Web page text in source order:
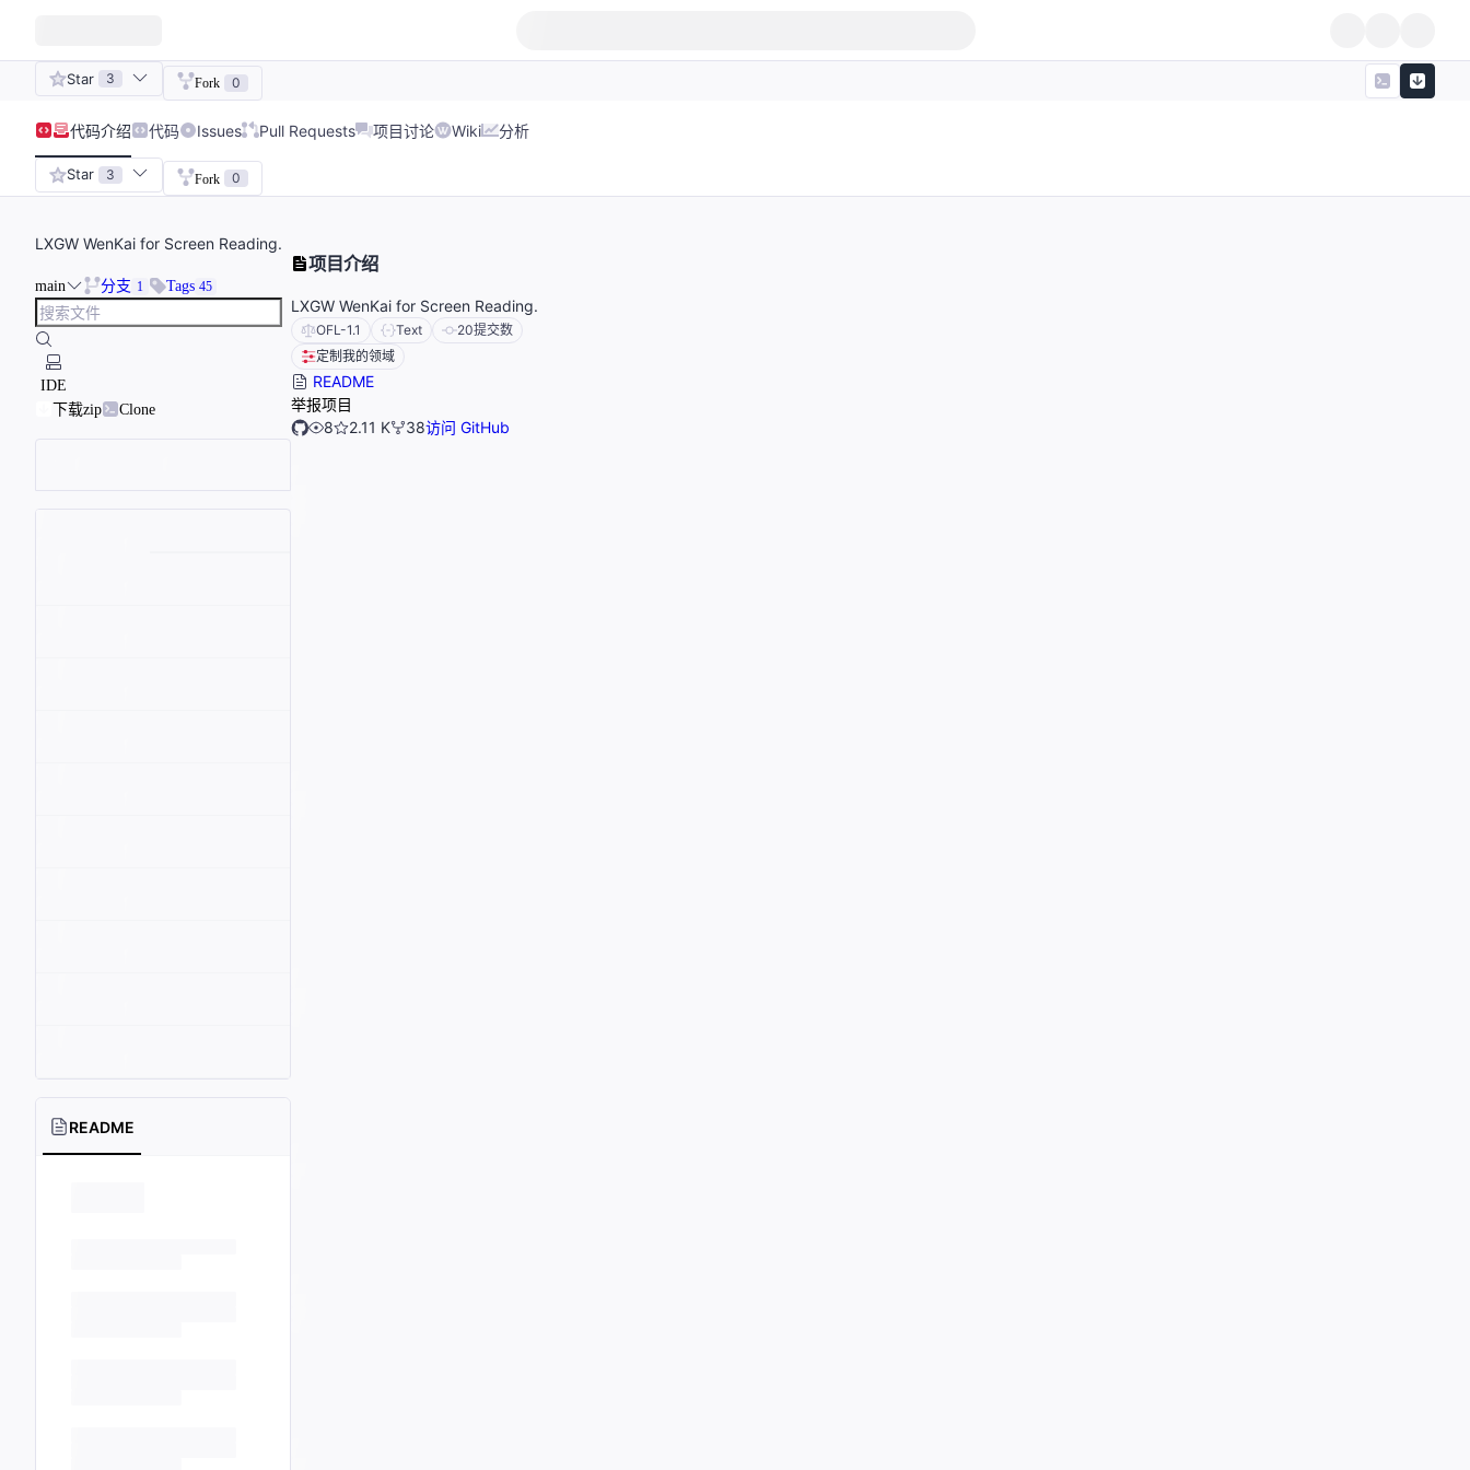
Star 3 Fork 0
代码介绍 代码 Issues Pull Requests 项目讨论 Wiki 分析
Star 3 Fork 0
LXGW WenKai for Screen Reading.
main 分支 1 Tags 45
IDE
下载zip
Clone
README
项目介绍
LXGW WenKai for Screen Reading.
OFL-1.1 Text 20提交数
定制我的领域
README
举报项目
8
2.11 K 38访问 GitHub